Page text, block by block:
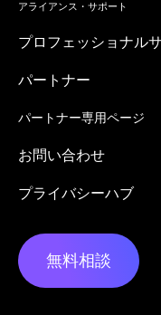
アライアンス・サポート
プロフェッショナル
パートナー
パートナー専用ページ
お問い合わせ
プライバシーハブ
無料相談